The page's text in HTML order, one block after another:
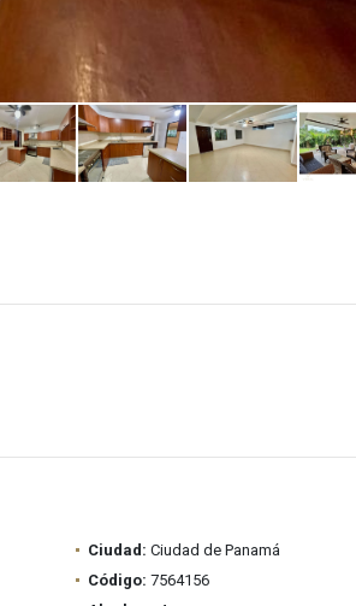
Ciudad: Ciudad de Panamá
Código: 7564156